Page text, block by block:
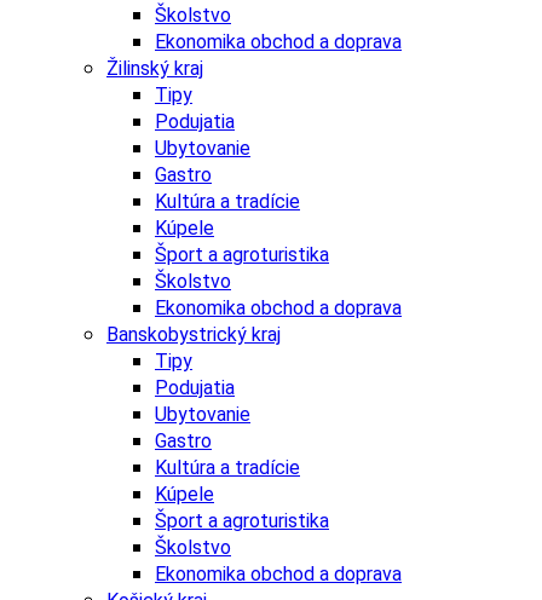
Školstvo
Ekonomika obchod a doprava
Žilinský kraj
Tipy
Podujatia
Ubytovanie
Gastro
Kultúra a tradície
Kúpele
Šport a agroturistika
Školstvo
Ekonomika obchod a doprava
Banskobystrický kraj
Tipy
Podujatia
Ubytovanie
Gastro
Kultúra a tradície
Kúpele
Šport a agroturistika
Školstvo
Ekonomika obchod a doprava